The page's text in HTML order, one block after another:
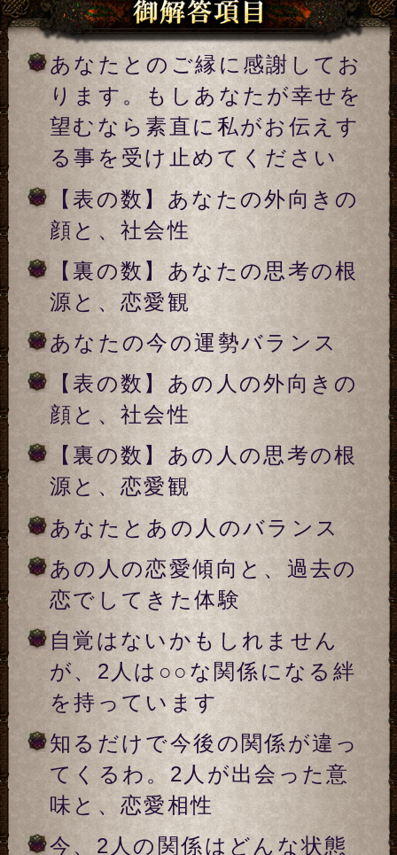
【表の数】あの人の外向きの
顔と、社会性
【裏の数】あの人の思考の根
源と、恋愛観
あなたとあの人のバランス
あの人の恋愛傾向と、過去の
恋でしてきた体験
自覚はないかもしれません
が、2人は○○な関係になる絆
を持っています
知るだけで今後の関係が違っ
てくるわ。2人が出会った意
味と、恋愛相性
今、2人の関係はどんな状態
にあるのかお伝えします
あの人の目にあなたはどう映
っている？ 今、私の事……
2人の関係を深めるために。
重要なキーパーソンがいます
この恋を必ず成就させるため
に、2人が乗り越えなければ
ならない試練
絶対叶えたい……あなたが
今、あの人に取るべき手段と
態度
言葉通りになります。この恋
叶いますか？【成就の可能
性】と、恋結論
【今、あなたがあの人に取る
べき答え】あなたがこの恋を
絶対叶えたいのならば……
あなたの事を教えてください